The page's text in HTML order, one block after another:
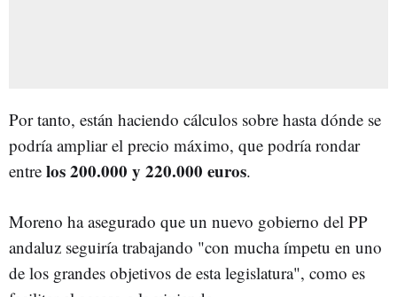
Por tanto, están haciendo cálculos sobre hasta dónde se
podría ampliar el precio máximo, que podría rondar
entre los 200.000 y 220.000 euros.
Moreno ha asegurado que un nuevo gobierno del PP
andaluz seguiría trabajando "con mucha ímpetu en uno
de los grandes objetivos de esta legislatura", como es